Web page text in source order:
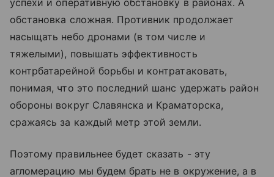
успехи и оперативную обстановку в районах. А
обстановка сложная. Противник продолжает
насыщать небо дронами (в том числе и
тяжелыми), повышать эффективность
контрбатарейной борьбы и контратаковать,
понимая, что это последний шанс удержать район
обороны вокруг Славянска и Краматорска,
сражаясь за каждый метр этой земли.
Поэтому правильнее будет сказать - эту
агломерацию мы будем брать не в окружение, а в